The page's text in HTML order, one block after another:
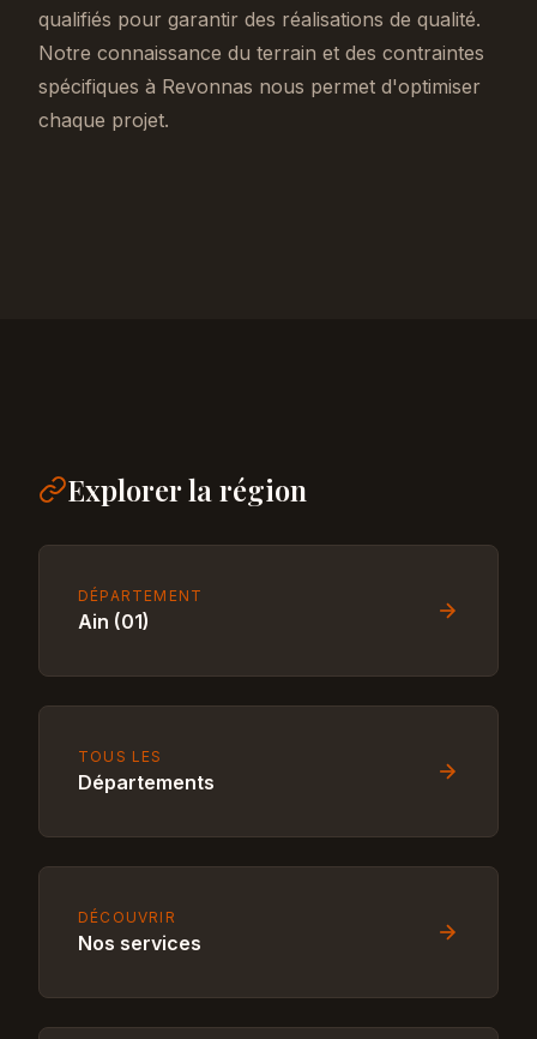
qualifiés pour garantir des réalisations de qualité.
Notre connaissance du terrain et des contraintes
spécifiques à Revonnas nous permet d'optimiser
chaque projet.
Explorer la région
DÉPARTEMENT
Ain (01)
TOUS LES
Départements
DÉCOUVRIR
Nos services